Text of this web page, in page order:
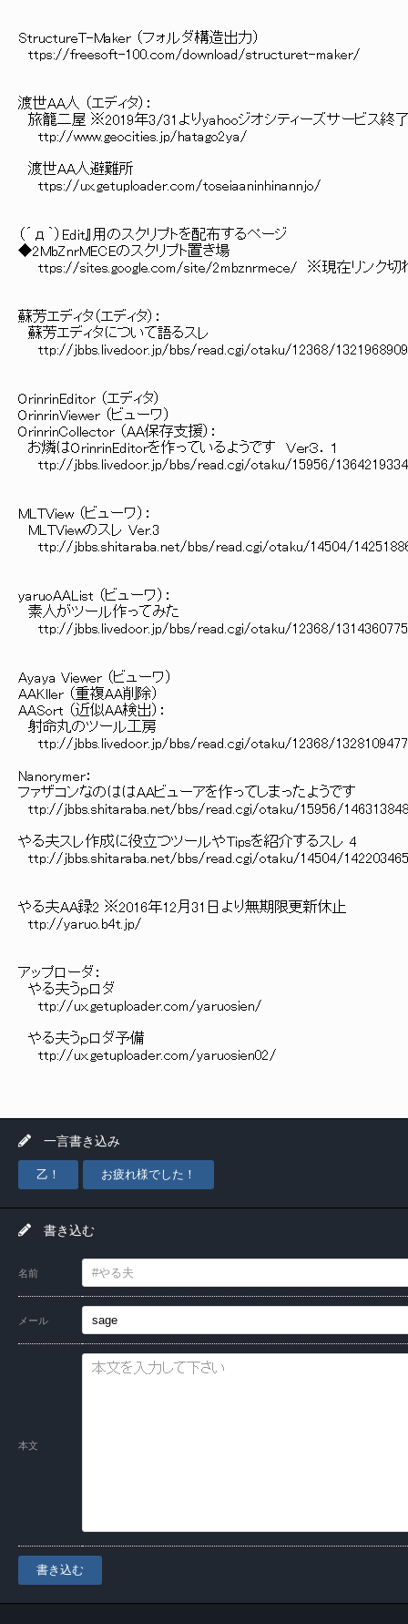
StructureT-Maker （フォルダ構造出力）
ttps://freesoft-100.com/download/structuret-maker/
渡世AA人 （エディタ）：
旅籠二屋 ※2019年3/31よりyahooジオシティーズサービス終
ttp://www.geocities.jp/hatago2ya/
渡世AA人避難所
ttps://ux.getuploader.com/toseiaaninhinannjo/
（´д｀）Edit』用のスクリプトを配布するページ
◆2MbZnrMECEのスクリプト置き場
ttps://sites.google.com/site/2mbznrmece/ ※現在リンク切
蘇芳エディタ（エディタ）：
蘇芳エディタについて語るスレ
ttp://jbbs.livedoor.jp/bbs/read.cgi/otaku/12368/
OrinrinEditor （エディタ）
OrinrinViewer （ビューワ）
OrinrinCollector （AA保存支援）：
お燐はOrinrinEditorを作っているようです Ｖｅｒ３．１
ttp://jbbs.livedoor.jp/bbs/read.cgi/otaku/15956/
MLTView （ビューワ）：
MLTViewのスレ Ver.3
ttp://jbbs.shitaraba.net/bbs/read.cgi/otaku/14504/
yaruoAAList （ビューワ）：
素人がツール作ってみた
ttp://jbbs.livedoor.jp/bbs/read.cgi/otaku/12368/
Ayaya Viewer （ビューワ）
AAKller （重複AA削除）
AASort （近似AA検出）：
射命丸のツール工房
ttp://jbbs.livedoor.jp/bbs/read.cgi/otaku/12368/
Nanorymer：
ファザコンなのははAAビューアを作ってしまったようです
ttp://jbbs.shitaraba.net/bbs/read.cgi/otaku/15956/
やる夫スレ作成に役立つツールやTipsを紹介するスレ 4
ttp://jbbs.shitaraba.net/bbs/read.cgi/otaku/14504/
やる夫AA録2 ※2016年12月31日より無期限更新休止
ttp://yaruo.b4t.jp/
アップローダ：
やる夫うｐロダ
ttp://ux.getuploader.com/yaruosien/
やる夫うｐロダ予備
ttp://ux.getuploader.com/yaruosien02/
一言書き込み
乙！ お疲れ様でした！
書き込む
名前
メール
本文
書き込む